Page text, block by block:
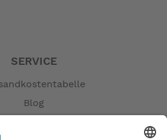
SERVICE
Blog